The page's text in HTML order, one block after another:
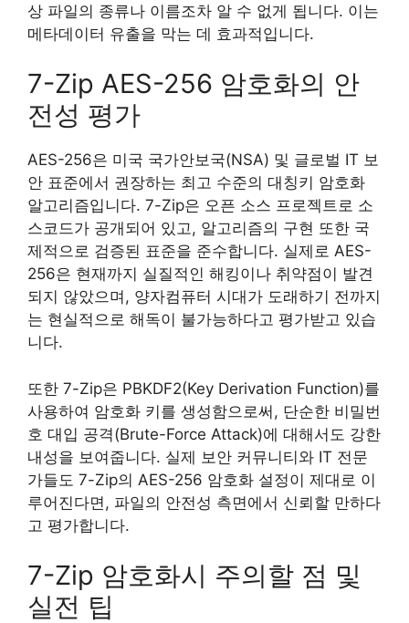
상 파일의 종류나 이름조차 알 수 없게 됩니다. 이는
메타데이터 유출을 막는 데 효과적입니다.
7-Zip AES-256 암호화의 안
전성 평가
AES-256은 미국 국가안보국(NSA) 및 글로벌 IT 보
안 표준에서 권장하는 최고 수준의 대칭키 암호화
알고리즘입니다. 7-Zip은 오픈 소스 프로젝트로 소
스코드가 공개되어 있고, 알고리즘의 구현 또한 국
제적으로 검증된 표준을 준수합니다. 실제로 AES-
256은 현재까지 실질적인 해킹이나 취약점이 발견
되지 않았으며, 양자컴퓨터 시대가 도래하기 전까지
는 현실적으로 해독이 불가능하다고 평가받고 있습
니다.
또한 7-Zip은 PBKDF2(Key Derivation Function)를
사용하여 암호화 키를 생성함으로써, 단순한 비밀번
호 대입 공격(Brute-Force Attack)에 대해서도 강한
내성을 보여줍니다. 실제 보안 커뮤니티와 IT 전문
가들도 7-Zip의 AES-256 암호화 설정이 제대로 이
루어진다면, 파일의 안전성 측면에서 신뢰할 만하다
고 평가합니다.
7-Zip 암호화시 주의할 점 및
실전 팁